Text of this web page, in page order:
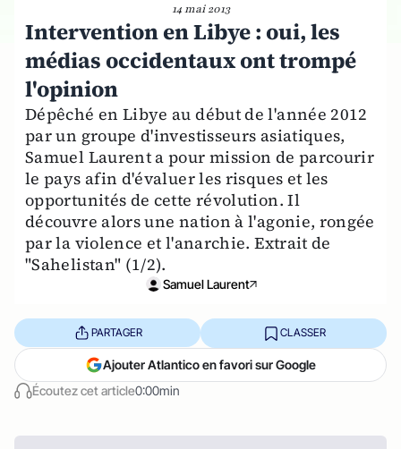
14 mai 2013
Intervention en Libye : oui, les
médias occidentaux ont trompé
l'opinion
Dépêché en Libye au début de l'année 2012
par un groupe d'investisseurs asiatiques,
Samuel Laurent a pour mission de parcourir
le pays afin d'évaluer les risques et les
opportunités de cette révolution. Il
découvre alors une nation à l'agonie, rongée
par la violence et l'anarchie. Extrait de
"Sahelistan" (1/2).
Samuel Laurent
Écoutez cet article0:00min
PARTAGER CLASSER
Ajouter Atlantico en favori sur Google